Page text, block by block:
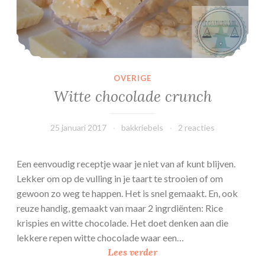
d
s
/
m
l
y
s
OVERIGE
Witte chocolade crunch
25 januari 2017 bakkriebels 2 reacties
Een eenvoudig receptje waar je niet van af kunt blijven.
Lekker om op de vulling in je taart te strooien of om
gewoon zo weg te happen. Het is snel gemaakt. En, ook
reuze handig, gemaakt van maar 2 ingrdiënten: Rice
krispies en witte chocolade. Het doet denken aan die
lekkere repen witte chocolade waar een…
Lees verderW